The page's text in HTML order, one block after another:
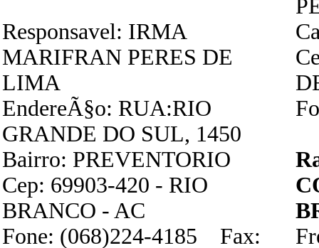
Responsavel: IRMA
MARIFRAN PERES DE
LIMA
EndereÃ§o: RUA:RIO
GRANDE DO SUL, 1450
Bairro: PREVENTORIO
Cep: 69903-420 - RIO
BRANCO - AC
Fone: (068)224-4185 Fax: